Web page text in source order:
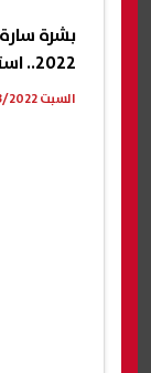
بشرة
2022.. استلم الشقة المناسبة
السبت 19/03/2022 03:16 م